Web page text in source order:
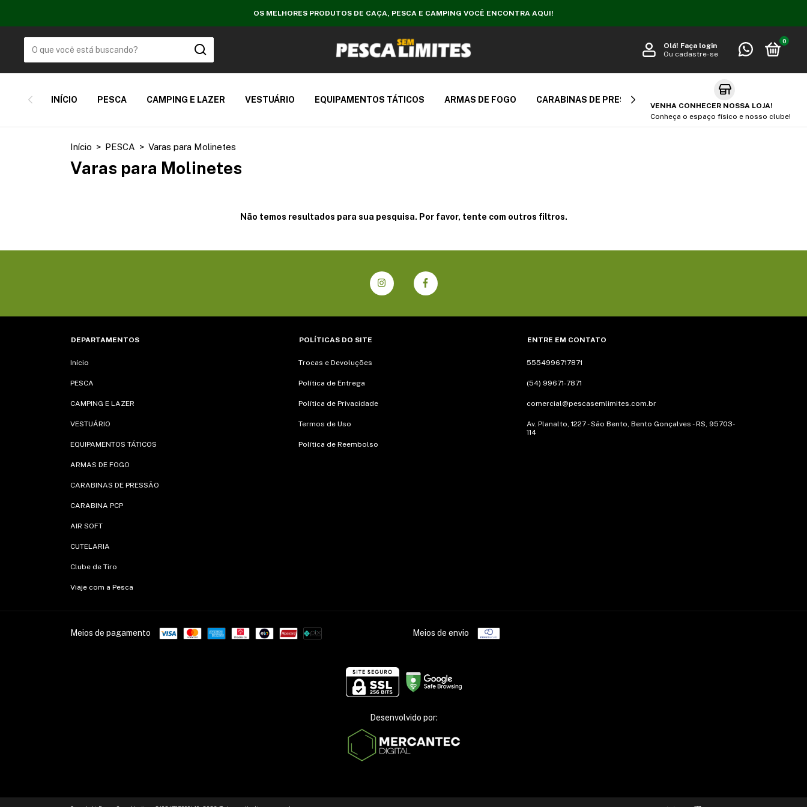
OS MELHORES PRODUTOS DE CAÇA, PESCA E CAMPING VOCÊ ENCONTRA AQUI!
Olá! Faça login
Ou cadastre-se
0
INÍCIO PESCA CAMPING E LAZER VESTUÁRIO EQUIPAMENTOS TÁTICOS ARMAS DE FOGO CARABINAS DE PRESSÃO
VENHA CONHECER NOSSA LOJA!
Conheça o espaço físico e nosso clube!
Início > PESCA > Varas para Molinetes
Varas para Molinetes
Não temos resultados para sua pesquisa. Por favor, tente com outros filtros.
DEPARTAMENTOS
Início
PESCA
CAMPING E LAZER
VESTUÁRIO
EQUIPAMENTOS TÁTICOS
ARMAS DE FOGO
CARABINAS DE PRESSÃO
CARABINA PCP
AIR SOFT
CUTELARIA
Clube de Tiro
Viaje com a Pesca
POLÍTICAS DO SITE
Trocas e Devoluções
Política de Entrega
Política de Privacidade
Termos de Uso
Política de Reembolso
ENTRE EM CONTATO
5554996717871
(54) 99671-7871
comercial@pescasemlimites.com.br
Av. Planalto, 1227 - São Bento, Bento Gonçalves - RS, 95703-
114
Meios de pagamento Meios de envio
Desenvolvido por: